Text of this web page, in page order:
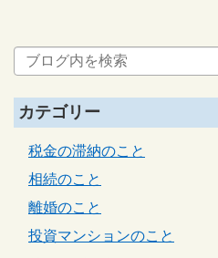
カテゴリー
税金の滞納のこと
相続のこと
離婚のこと
投資マンションのこと